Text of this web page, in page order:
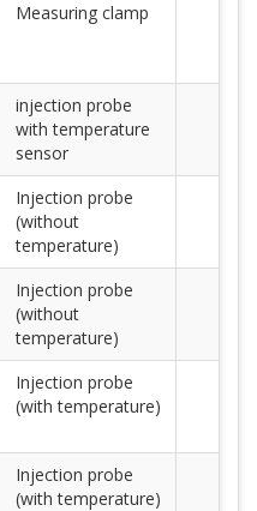
Measuring clamp
injection probe
with temperature
sensor
Injection probe
(without
temperature)
Injection probe
(without
temperature)
Injection probe
(with temperature)
Injection probe
(with temperature)